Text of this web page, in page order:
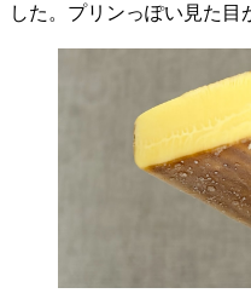
した。プリンっぽい見た目